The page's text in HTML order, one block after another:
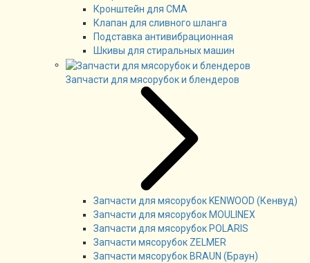
Кронштейн для СМА
Клапан для сливного шланга
Подставка антивибрационная
Шкивы для стиральных машин
Запчасти для мясорубок и блендеров
Запчасти для мясорубок KENWOOD (Кенвуд)
Запчасти для мясорубок MOULINEX
Запчасти для мясорубок POLARIS
Запчасти мясорубок ZELMER
Запчасти мясорубок BRAUN (Браун)